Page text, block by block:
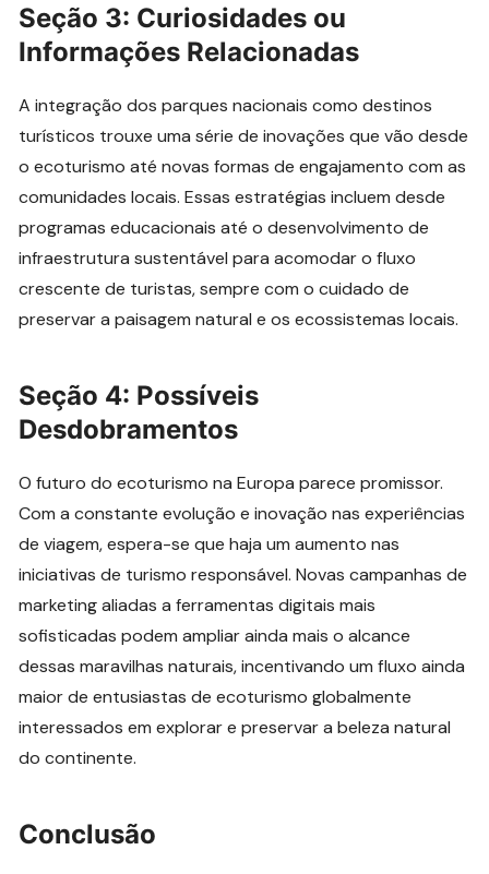
Seção 3: Curiosidades ou
Informações Relacionadas
A integração dos parques nacionais como destinos
turísticos trouxe uma série de inovações que vão desde
o ecoturismo até novas formas de engajamento com as
comunidades locais. Essas estratégias incluem desde
programas educacionais até o desenvolvimento de
infraestrutura sustentável para acomodar o fluxo
crescente de turistas, sempre com o cuidado de
preservar a paisagem natural e os ecossistemas locais.
Seção 4: Possíveis
Desdobramentos
O futuro do ecoturismo na Europa parece promissor.
Com a constante evolução e inovação nas experiências
de viagem, espera-se que haja um aumento nas
iniciativas de turismo responsável. Novas campanhas de
marketing aliadas a ferramentas digitais mais
sofisticadas podem ampliar ainda mais o alcance
dessas maravilhas naturais, incentivando um fluxo ainda
maior de entusiastas de ecoturismo globalmente
interessados em explorar e preservar a beleza natural
do continente.
Conclusão